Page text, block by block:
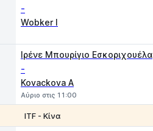
-
Wobker I
Ιρένε Μπουρίγιο Εσκοριχουέλα
-
Kovackova A
Αύριο στις 11:00
ITF - Κίνα